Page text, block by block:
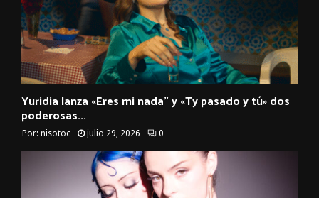
Yuridia lanza «Eres mi nada” y «Ty pasado y tú» dos
poderosas...
Por: nisotoc julio 29, 2026 0